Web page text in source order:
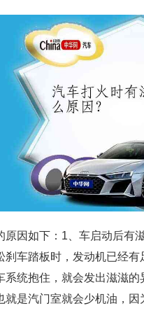
原因如下：1、车启动后有
刹车踏板时，发动机已经
统抱住，就会发出滋滋
就是汽门室就会少机油，